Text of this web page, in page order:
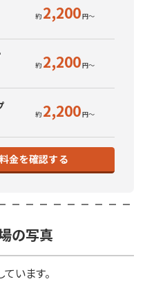
2,200
2,200
2,200
金を確認する
の写真
います。